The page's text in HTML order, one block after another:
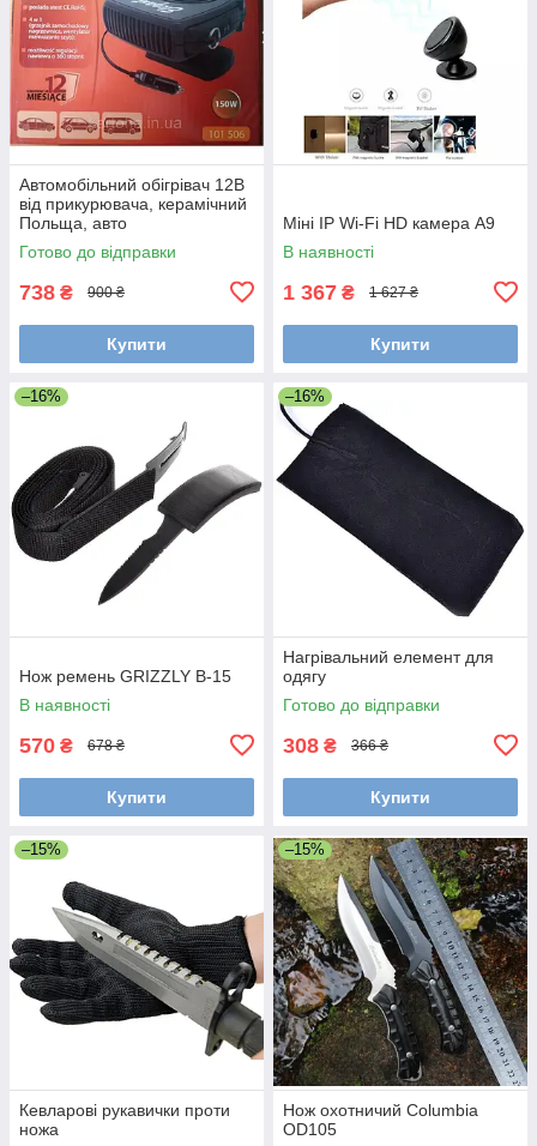
Автомобільний обігрівач 12В
від прикурювача, керамічний
Польща, авто
тепловентилятор 12В
Готово до відправки
738 ₴ 900 ₴
Купити
Міні IP Wi-Fi HD камера A9
В наявності
1 367 ₴ 1 627 ₴
Купити
–16%
Нож ремень GRIZZLY B-15
В наявності
570 ₴ 678 ₴
Купити
–16%
Нагрівальний елемент для
одягу
Готово до відправки
308 ₴ 366 ₴
Купити
–15%
Кевларові рукавички проти
ножа
–15%
Нож охотничий Columbia
OD105